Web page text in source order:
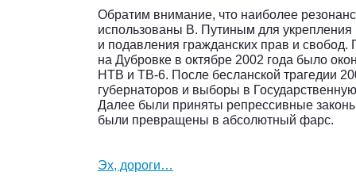
Обратим внимание, что наиболее
использованы В. Путиным для
и подавления гражданских прав и свобод.
на Дубровке в октябре 2002 года было
НТВ и ТВ-6. После бесланской трагедии
губернаторов и выборы в
Далее были приняты репрессивные
были превращены в абсолютный фарс.
Эх, дороги…